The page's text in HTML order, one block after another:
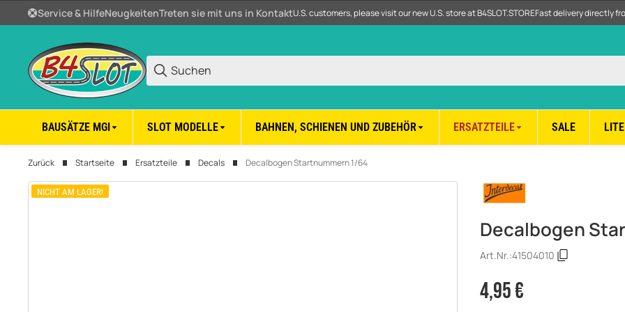
Service & HilfeNeugkeitenTreten sie mit uns in KontaktU.S. customers, please visit our new U.S. store at B4SLOT.STOREFast delivery directly
BAUSÄTZE MGI SLOT MODELLE BAHNEN, SCHIENEN UND ZUBEHÖR ERSATZTEILE SALE
Zurück Startseite Ersatzteile Decals Decalbogen Startnummern 1/64
NICHT AM LAGER!
Decalbogen
Art.Nr.:41504010
4,95 €